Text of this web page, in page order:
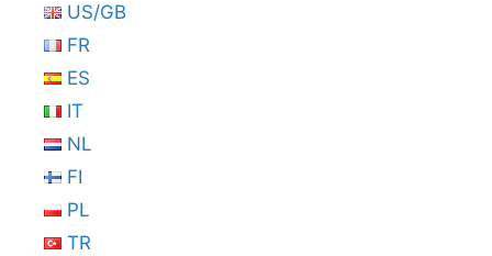
US/GB
FR
ES
IT
NL
FI
PL
TR